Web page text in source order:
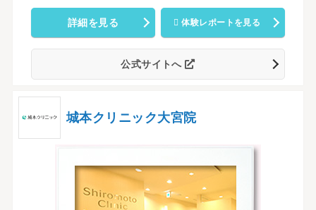
詳細を見る 体験レポートを見る
公式サイトへ
城本クリニック大宮院